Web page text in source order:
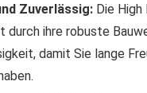
Zuverlässig:Die High
durch ihre robuste
damit Sie lange